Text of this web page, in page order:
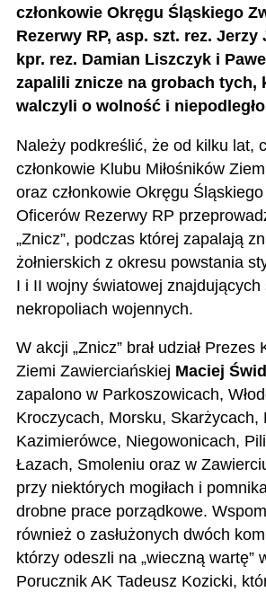
członkowie Okręgu Śląskiego
Rezerwy RP, asp. szt. rez.
kpr. rez. Damian Liszczyk i
zapalili znicze na grobach tych,
walczyli o wolność i
Należy podkreślić, że od kilku lat,
członkowie Klubu Miłośników
oraz członkowie Okręgu
Oficerów Rezerwy RP
„Znicz”, podczas której zapalają
żołnierskich z okresu powstania
I i II wojny światowej znajdujących
nekropoliach wojennych.
W akcji „Znicz” brał udział Prezes
Ziemi Zawierciańskiej Maciej
zapalono w Parkoszowicach,
Kroczycach, Morsku, Skarżycach,
Kazimierówce, Niegowonicach,
Łazach, Smoleniu oraz w
przy niektórych mogiłach i
drobne prace porządkowe.
również o zasłużonych dwóch
którzy odeszli na „wieczną wartę”
Porucznik AK Tadeusz Kozicki,